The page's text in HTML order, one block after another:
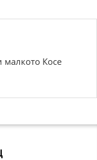
малкото Косе